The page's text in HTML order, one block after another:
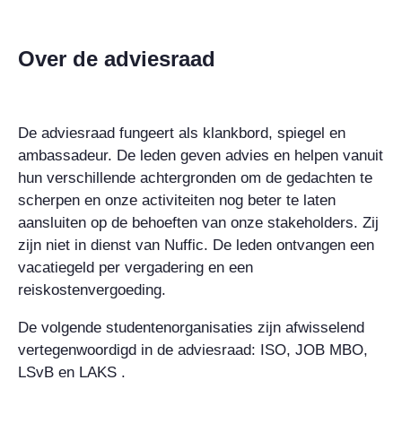
Over de adviesraad
De adviesraad fungeert als klankbord, spiegel en
ambassadeur. De leden geven advies en helpen vanuit
hun verschillende achtergronden om de gedachten te
scherpen en onze activiteiten nog beter te laten
aansluiten op de behoeften van onze stakeholders. Zij
zijn niet in dienst van Nuffic. De leden ontvangen een
vacatiegeld per vergadering en een
reiskostenvergoeding.
De volgende studentenorganisaties zijn afwisselend
vertegenwoordigd in de adviesraad: ISO, JOB MBO,
LSvB en LAKS .